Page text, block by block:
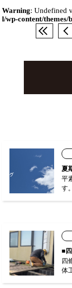
Warning: Undefined
l/wp-content/
夏
平
す
■
四
体